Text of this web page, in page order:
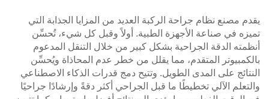
يقدم مصنع نظام جراحة الركبة العديد من المزايا الجذابة التي
تميزه في صناعة الأجهزة الطبية. أولاً وقبل كل شيء، تُحسِّن
أنظمته الدقة الجراحية بشكل كبير من خلال التنقل المدعوم
بالكمبيوتر المتقدم، مما يقلل من خطر عدم المحاذاة ويُحسِّن
النتائج على المدى الطويل. وتتيح دمج قدرات الذكاء الاصطناعي
والتعلم الآلي تخطيطًا ما قبل الجراحي أكثر دقةً وإرشادًا جراحيًا